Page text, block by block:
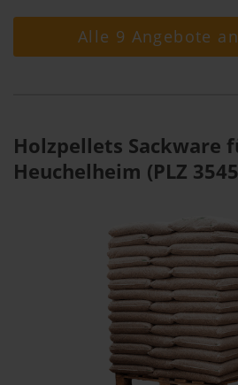
Alle 9 Angebote
Holzpellets Sackware
Heuchelheim (PLZ